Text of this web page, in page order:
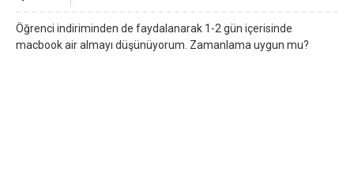
Öğrenci indiriminden de faydalanarak 1-2 gün içerisinde
macbook air almayı düşünüyorum. Zamanlama uygun mu?